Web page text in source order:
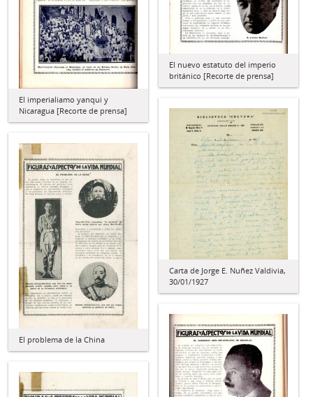
El nuevo estatuto del imperio
británico [Recorte de prensa]
El imperialiamo yanqui y
Nicaragua [Recorte de prensa]
Carta de Jorge E. Nuñez Valdivia,
30/01/1927
El problema de la China